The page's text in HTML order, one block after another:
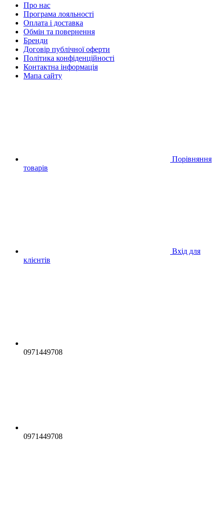
Про нас
Програма лояльності
Оплата і доставка
Обмін та повернення
Бренди
Договір публічної оферти
Політика конфіденційності
Контактна інформація
Мапа сайту
Порівняння
товарів
Вхід для
клієнтів
0971449708
0971449708